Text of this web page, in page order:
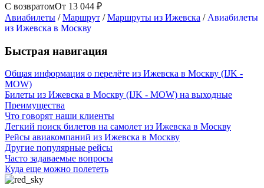
С возвратомОт 13 044 ₽
Авиабилеты /Маршрут /Маршруты из Ижевска / Авиабилеты
из Ижевска в Москву
Быстрая навигация
Общая информация о перелёте из Ижевска в Москву (IJK -
MOW)
Билеты из Ижевска в Москву (IJK - MOW) на выходные
Преимущества
Что говорят наши клиенты
Легкий поиск билетов на самолет из Ижевска в Москву
Рейсы авиакомпаний из Ижевска в Москву
Другие популярные рейсы
Часто задаваемые вопросы
Куда еще можно полететь